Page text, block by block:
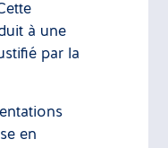
à une
par la
en